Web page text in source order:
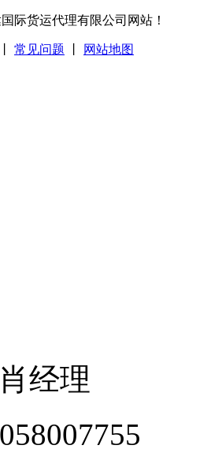
际货运代理有限公司网站！
常见问题 网站地图
经理